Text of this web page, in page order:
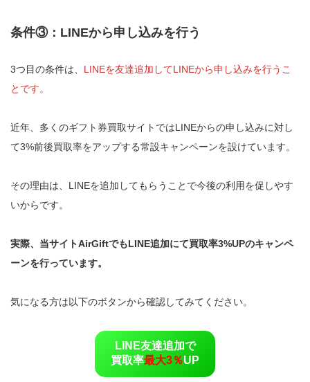
条件③：LINEから申し込みを行う
3つ目の条件は、 LINEを友達追加してLINEから申し込みを行うこ
とです。
近年、多くのギフト券買取サイトではLINEからの申し込みに対し
て3%前後買取率をアップする常設キャンペーンを設けています。
その理由は、LINEを追加してもらうことで今後の利用を促しやす
いからです。
実際、当サイトAirGiftでもLINE追加にて買取率3%UPのキャンペ
ーンを行っています。
気になる方は以下のボタンから確認してみてください。
LINE友達追加で
買取率最大3％UP